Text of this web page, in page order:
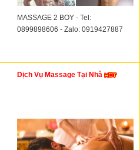
MASSAGE 2 BOY - Tel:
0899898606 - Zalo: 0919427887
Dịch Vụ Massage Tại Nhà